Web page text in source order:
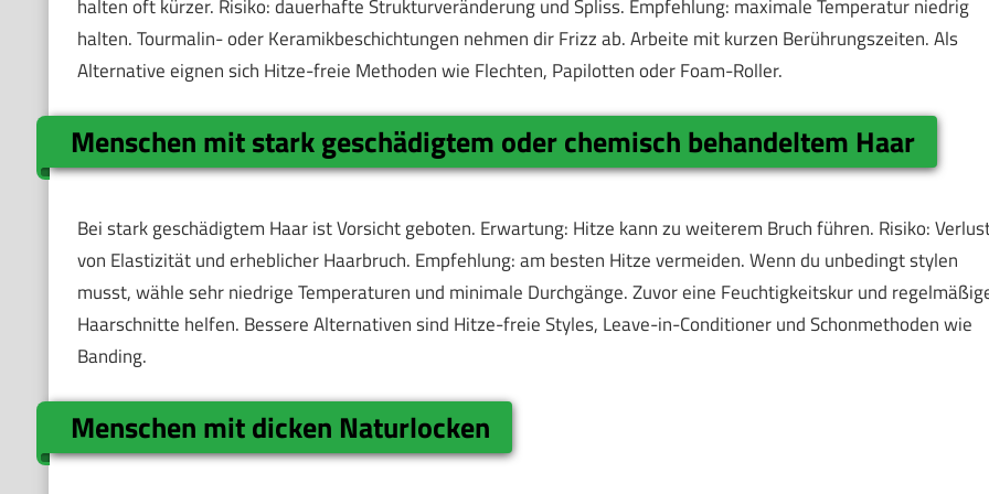
halten oft kürzer. Risiko: dauerhafte Strukturveränderung und Spliss. Empfehlung: maximale Temperatur niedrig
halten. Tourmalin- oder Keramikbeschichtungen nehmen dir Frizz ab. Arbeite mit kurzen Berührungszeiten. Als
Alternative eignen sich Hitze-freie Methoden wie Flechten, Papilotten oder Foam-Roller.
Menschen mit stark geschädigtem oder chemisch behandeltem Haar
Bei stark geschädigtem Haar ist Vorsicht geboten. Erwartung: Hitze kann zu weiterem Bruch führen. Risiko:
von Elastizität und erheblicher Haarbruch. Empfehlung: am besten Hitze vermeiden. Wenn du unbedingt stylen
musst, wähle sehr niedrige Temperaturen und minimale Durchgänge. Zuvor eine Feuchtigkeitskur und
Haarschnitte helfen. Bessere Alternativen sind Hitze-freie Styles, Leave-in-Conditioner und Schonmethoden wie
Banding.
Menschen mit dicken Naturlocken